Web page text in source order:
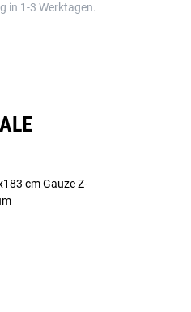
in 1-3 Werktagen.